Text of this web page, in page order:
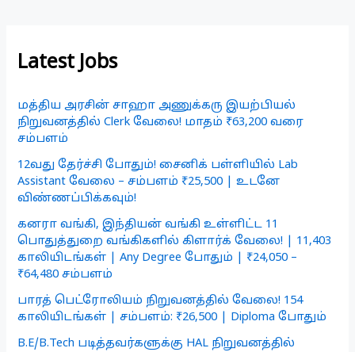
Latest Jobs
மத்திய அரசின் சாஹா அணுக்கரு இயற்பியல்
நிறுவனத்தில் Clerk வேலை! மாதம் ₹63,200 வரை
சம்பளம்
12வது தேர்ச்சி போதும்! சைனிக் பள்ளியில் Lab
Assistant வேலை – சம்பளம் ₹25,500 | உடனே
விண்ணப்பிக்கவும்!
கனரா வங்கி, இந்தியன் வங்கி உள்ளிட்ட 11
பொதுத்துறை வங்கிகளில் கிளார்க் வேலை! | 11,403
காலியிடங்கள் | Any Degree போதும் | ₹24,050 –
₹64,480 சம்பளம்
பாரத் பெட்ரோலியம் நிறுவனத்தில் வேலை! 154
காலியிடங்கள் | சம்பளம்: ₹26,500 | Diploma போதும்
B.E/B.Tech படித்தவர்களுக்கு HAL நிறுவனத்தில்